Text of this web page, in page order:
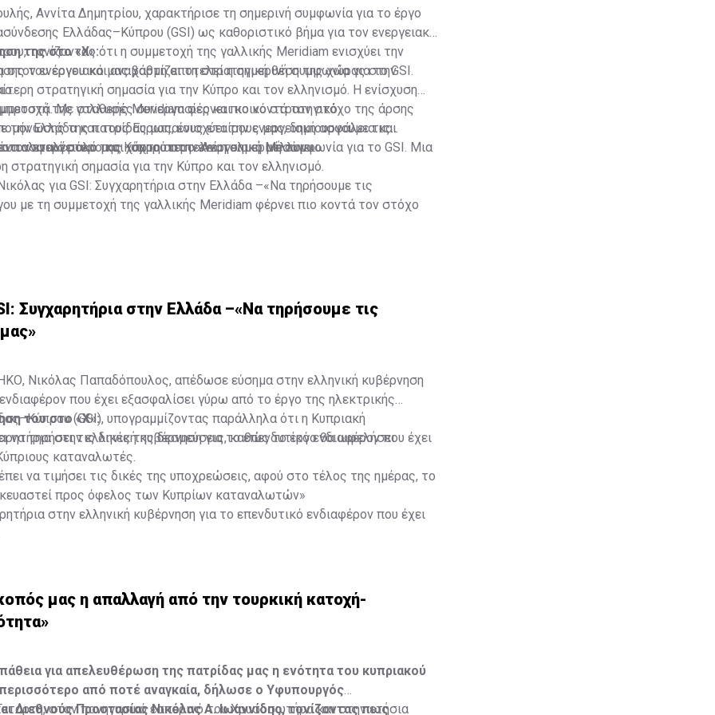
Αννίτα Δημητρίου, χαρακτήρισε τη σημερινή συμφωνία για το έργο
Ελλάδας–Κύπρου (GSI) ως καθοριστικό βήμα για τον ενεργειακό
τονίζοντας ότι η συμμετοχή της γαλλικής Meridiam ενισχύει την
του έργου και αναβαθμίζει τη στρατηγική θέση της χώρας στην
της στο «Χ»:
ενεργειακό μας χάρτη αποτελεί η σημερινή συμφωνία για το GSI.
στρατηγική σημασία για την Κύπρο και τον ελληνισμό. Η ενίσχυση
της γαλλικής Meridiam φέρνει πιο κοντά τον στόχο της άρσης
της πατρίδας μας, ενισχύει την ενεργειακή ασφάλεια και
ρόλο της Κύπρου στην Ανατολική Μεσόγειο.
Με σταθερές συνεργασίες και κοινό στρατηγικό
την Ελλάδα και τους Ευρωπαίους εταίρους μας, δημιουργούμε τις
ασφαλέστερο και ισχυρότερο ενεργειακό μέλλον».
ενεργειακό μας χάρτη αποτελεί η σημερινή συμφωνία για το GSI. Μια
στρατηγική σημασία για την Κύπρο και τον ελληνισμό.
με τη συμμετοχή της γαλλικής Meridiam φέρνει πιο κοντά τον στόχο
για GSI: Συγχαρητήρια στην Ελλάδα –«Να τηρήσουμε τις
Συγχαρητήρια στην Ελλάδα –«Να τηρήσουμε τις
Νικόλας Παπαδόπουλος, απέδωσε εύσημα στην ελληνική κυβέρνηση
που έχει εξασφαλίσει γύρω από το έργο της ηλεκτρικής
(GSI), υπογραμμίζοντας παράλληλα ότι η Κυπριακή
να τηρήσει τις δικές της δεσμεύσεις, καθώς το έργο θα ωφελήσει
καταναλωτές.
του στο «Χ»:
στην ελληνική κυβέρνηση για το επενδυτικό ενδιαφέρον που έχει
να τιμήσει τις δικές της υποχρεώσεις, αφού στο τέλος της ημέρας, το
προς όφελος των Κυπρίων καταναλωτών»
στην ελληνική κυβέρνηση για το επενδυτικό ενδιαφέρον που έχει
προς όφελος των Κυπρίων καταναλωτών.…
(@NicholasPapadop) August 5, 2026
μας η απαλλαγή από την τουρκική κατοχή-
για απελευθέρωση της πατρίδας μας η ενότητα του κυπριακού
περισσότερο από ποτέ αναγκαία, δήλωσε ο Υφυπουργός
Διεθνούς Προστασίας Νικόλας Α. Ιωαννίδης, τονίζοντας πως
στον πανηγυρικό εσπερινό του Χρυσοσωτήρα και στην ετήσια